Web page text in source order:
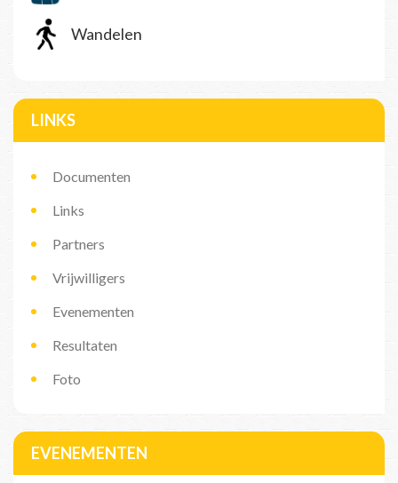
Wandelen
LINKS
Documenten
Links
Partners
Vrijwilligers
Evenementen
Resultaten
Foto
EVENEMENTEN